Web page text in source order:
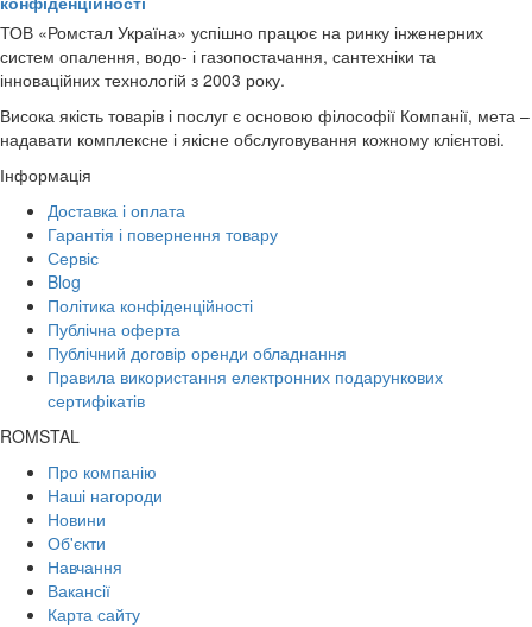
ТОВ «Ромстал Україна» успішно працює на ринку інженерних
систем опалення, водо- і газопостачання, сантехніки та
інноваційних технологій з 2003 року.
Висока якість товарів і послуг є основою філософії Компанії, мета –
надавати комплексне і якісне обслуговування кожному клієнтові.
Інформація
Доставка і оплата
Гарантія і повернення товару
Сервіс
Blog
Політика конфіденційності
Публічна оферта
Публічний договір оренди обладнання
Правила використання електронних подарункових
сертифікатів
ROMSTAL
Про компанію
Наші нагороди
Новини
Об'єкти
Навчання
Вакансії
Карта сайту